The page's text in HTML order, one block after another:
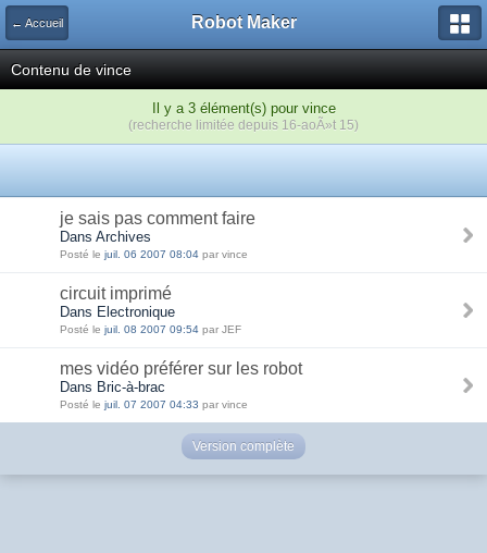
← Accueil Robot Maker
Contenu de vince
Il y a 3 élément(s) pour vince
(recherche limitée depuis 16-aoÃ»t 15)
je sais pas comment faire
Dans Archives
Posté le juil. 06 2007 08:04 par vince
circuit imprimé
Dans Electronique
Posté le juil. 08 2007 09:54 par JEF
mes vidéo préférer sur les robot
Dans Bric-à-brac
Posté le juil. 07 2007 04:33 par vince
Version complète